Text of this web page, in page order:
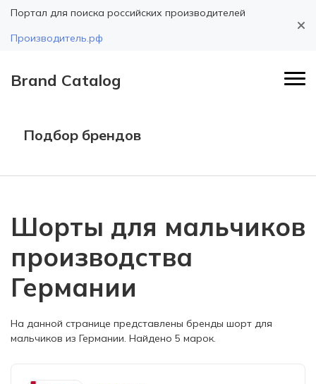
Портал для поиска российских производителей
Производитель.рф
Brand Catalog
Подбор брендов
Шорты для мальчиков
производства
Германии
На данной странице представлены бренды шорт для
мальчиков из Германии. Найдено 5 марок.